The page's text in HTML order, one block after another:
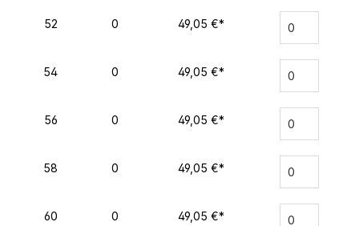
52 0 49,05 €*
54 0 49,05 €*
56 0 49,05 €*
58 0 49,05 €*
60 0 49,05 €*